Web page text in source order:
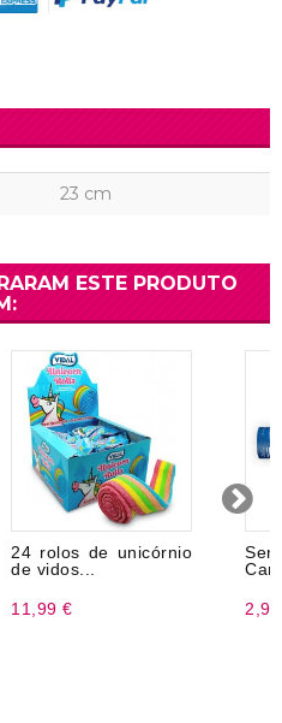
23 cm
ESTE PRODUTO
24 rolos de unicórnio
de vidos...
11,99 €